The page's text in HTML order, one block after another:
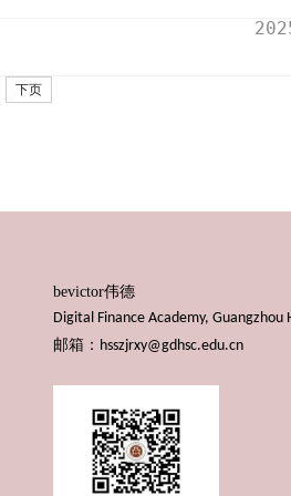
下页
bevictor伟德
Digital Finance Academy, Guangzhou
邮箱： hsszjrxy@gdhsc.edu.cn